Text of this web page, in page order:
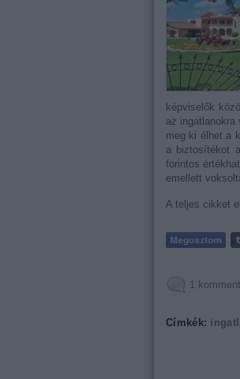
képviselők
az
meg ki élhet a
a biztosítékot
forintos
emellett
A teljes cikket
1 komment
Címkék: